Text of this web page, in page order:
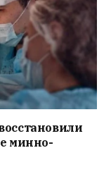
минно-